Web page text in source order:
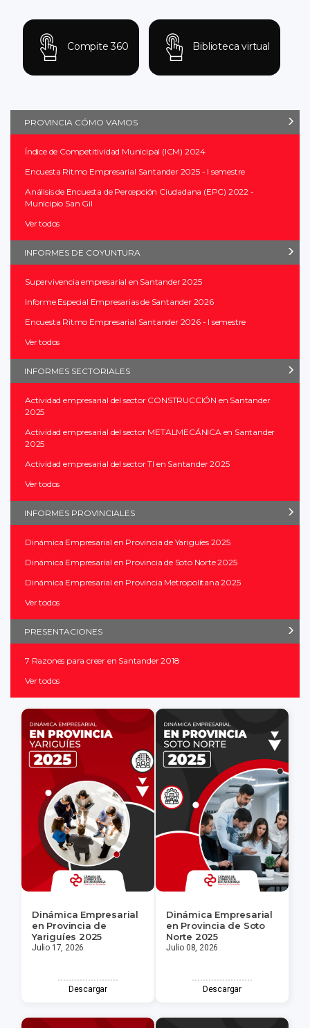
Compite 360 Biblioteca virtual
PROVINCIA CÓMO VAMOS
Índice de Competitividad Municipal (ICM) 2024
Encuesta Ritmo Empresarial Santander 2025 - I semestre
Análisis de Encuesta de Percepción Ciudadana (EPC) 2022 -
Municipio San Gil
Ver todos
INFORMES DE COYUNTURA
Supervivencia empresarial en Santander 2025
Informe Especial Empresarias de Santander 2026
Encuesta Ritmo Empresarial Santander 2026 - I semestre
Ver todos
INFORMES SECTORIALES
Actividad empresarial del sector CONSTRUCCIÓN en Santander
2025
Actividad empresarial del sector METALMECÁNICA en Santander
2025
Actividad empresarial del sector TI en Santander 2025
Ver todos
INFORMES PROVINCIALES
Dinámica Empresarial en Provincia de Yariguíes 2025
Dinámica Empresarial en Provincia de Soto Norte 2025
Dinámica Empresarial en Provincia Metropolitana 2025
Ver todos
PRESENTACIONES
7 Razones para creer en Santander 2018
Ver todos
Dinámica Empresarial
en Provincia de
Yariguíes 2025
Julio 17, 2026
Descargar
Dinámica Empresarial
en Provincia de Soto
Norte 2025
Julio 08, 2026
Descargar